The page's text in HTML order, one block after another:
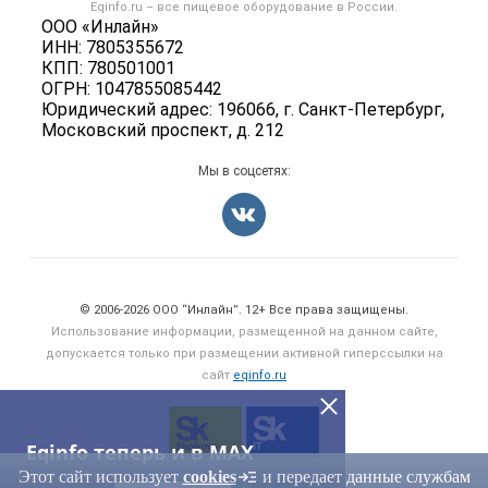
Eqinfo теперь и в MAX
Eqinfo.ru – все пищевое оборудование в России.
ООО «Инлайн»
ИНН: 7805355672
КПП: 780501001
ОГРН: 1047855085442
Юридический адрес: 196066, г. Санкт-Петербург,
Московский проспект, д. 212
Политика обработки персональных данных
Б/у оборудование
Информация о компаниях
Добавить объявление
Карта объявлений
Мы в соцсетях:
© 2006‑2026 ООО “Инлайн”. 12+ Все права защищены.
Использование информации, размещенной на данном сайте,
допускается только при размещении активной гиперссылки на
сайт eqinfo.ru
Этот сайт использует cookies и передает данные службам